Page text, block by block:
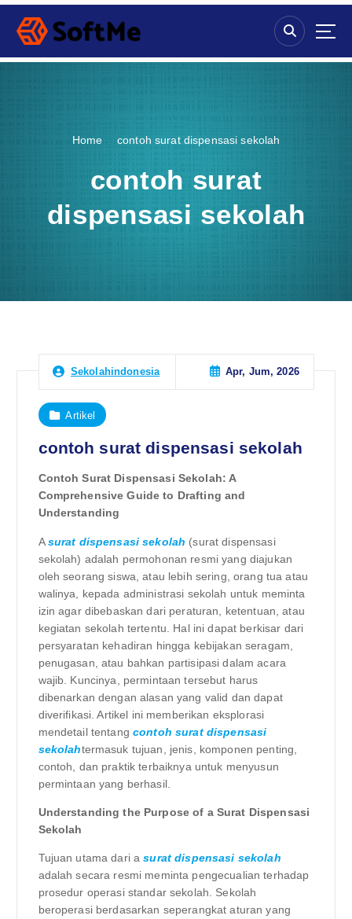
S
p
Home contoh surat dispensasi sekolah
contoh surat
dispensasi sekolah
Sekolahindonesia Apr, Jum, 2026
Artikel
contoh surat dispensasi sekolah
Contoh Surat Dispensasi Sekolah: A
Comprehensive Guide to Drafting and
Understanding
Asurat dispensasi sekolah (surat dispensasi
sekolah) adalah permohonan resmi yang diajukan
oleh seorang siswa, atau lebih sering, orang tua atau
walinya, kepada administrasi sekolah untuk meminta
izin agar dibebaskan dari peraturan, ketentuan, atau
kegiatan sekolah tertentu. Hal ini dapat berkisar dari
persyaratan kehadiran hingga kebijakan seragam,
penugasan, atau bahkan partisipasi dalam acara
wajib. Kuncinya, permintaan tersebut harus
dibenarkan dengan alasan yang valid dan dapat
diverifikasi. Artikel ini memberikan eksplorasi
mendetail tentangcontoh surat dispensasi
sekolahtermasuk tujuan, jenis, komponen penting,
contoh, dan praktik terbaiknya untuk menyusun
permintaan yang berhasil.
Understanding the Purpose of a Surat Dispensasi
Sekolah
Tujuan utama dari asurat dispensasi sekolah
adalah secara resmi meminta pengecualian terhadap
prosedur operasi standar sekolah. Sekolah
beroperasi berdasarkan seperangkat aturan yang